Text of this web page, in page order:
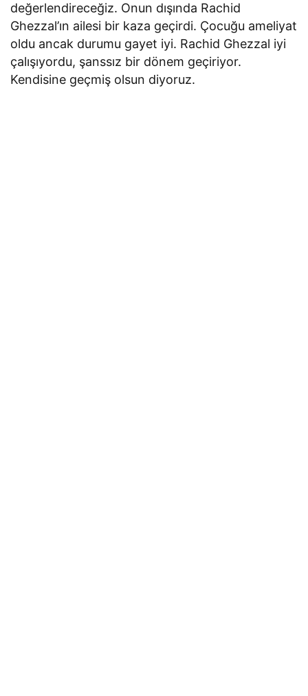
değerlendireceğiz. Onun dışında Rachid
Ghezzal’ın ailesi bir kaza geçirdi. Çocuğu ameliyat
oldu ancak durumu gayet iyi. Rachid Ghezzal iyi
çalışıyordu, şanssız bir dönem geçiriyor.
Kendisine geçmiş olsun diyoruz.